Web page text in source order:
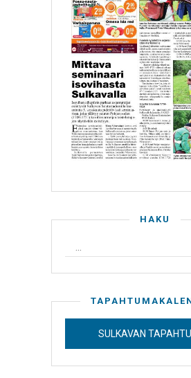
HAKU
SULKAVAN